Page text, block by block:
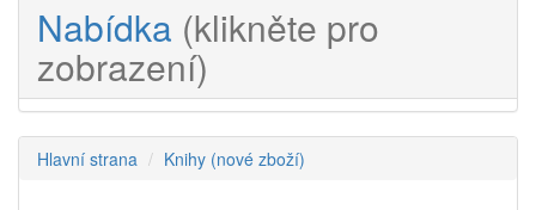
Nabídka (klikněte pro
zobrazení)
Hlavní strana Knihy (nové zboží)